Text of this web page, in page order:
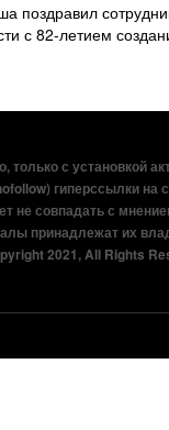
поздравил
с 82-летием
только с установкой
гиперссылки на
не совпадать с
принадлежат их
2021, All Rights